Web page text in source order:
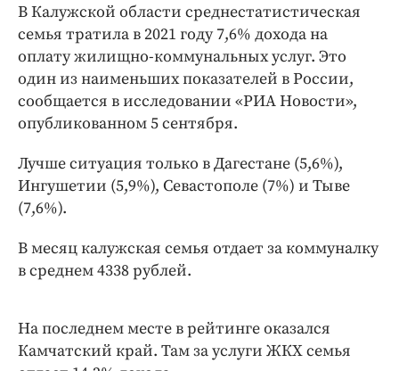
Медиаперсона
Интересное чтиво
Клиника года
Бренд года
Работодатель года
В Калужской области среднестатистическая
семья тратила в 2021 году 7,6% дохода на
оплату жилищно-коммунальных услуг. Это
один из наименьших показателей в России,
сообщается в исследовании «РИА Новости»,
опубликованном 5 сентября.
Лучше ситуация только в Дагестане (5,6%),
Ингушетии (5,9%), Севастополе (7%) и Тыве
(7,6%).
В месяц калужская семья отдает за коммуналку
в среднем 4338 рублей.
На последнем месте в рейтинге оказался
Камчатский край. Там за услуги ЖКХ семья